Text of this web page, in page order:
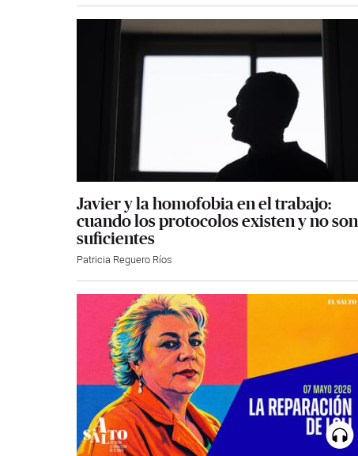
Javier y la homofobia en el trabajo:
cuando los protocolos existen y no son
suficientes
Patricia Reguero Ríos